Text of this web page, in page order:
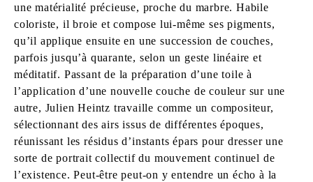
une matérialité précieuse, proche du marbre. Habile
coloriste, il broie et compose lui-même ses pigments,
qu’il applique ensuite en une succession de couches,
parfois jusqu’à quarante, selon un geste linéaire et
méditatif. Passant de la préparation d’une toile à
l’application d’une nouvelle couche de couleur sur une
autre, Julien Heintz travaille comme un compositeur,
sélectionnant des airs issus de différentes époques,
réunissant les résidus d’instants épars pour dresser une
sorte de portrait collectif du mouvement continuel de
l’existence. Peut-être peut-on y entendre un écho à la